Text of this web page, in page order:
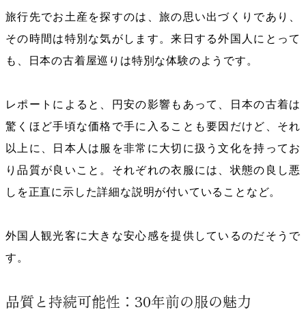
旅行先でお土産を探すのは、旅の思い出づくりであり、
その時間は特別な気がします。来日する外国人にとって
も、日本の古着屋巡りは特別な体験のようです。
レポートによると、円安の影響もあって、日本の古着は
驚くほど手頃な価格で手に入ることも要因だけど、それ
以上に、日本人は服を非常に大切に扱う文化を持ってお
り品質が良いこと。それぞれの衣服には、状態の良し悪
しを正直に示した詳細な説明が付いていることなど。
外国人観光客に大きな安心感を提供しているのだそうで
す。
品質と持続可能性：30年前の服の魅力